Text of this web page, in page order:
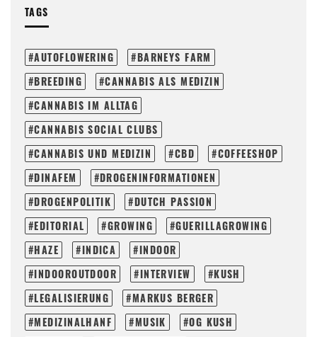
TAGS
AUTOFLOWERING
BARNEYS FARM
BREEDING
CANNABIS ALS MEDIZIN
CANNABIS IM ALLTAG
CANNABIS SOCIAL CLUBS
CANNABIS UND MEDIZIN
CBD
COFFEESHOP
DINAFEM
DROGENINFORMATIONEN
DROGENPOLITIK
DUTCH PASSION
EDITORIAL
GROWING
GUERILLAGROWING
HAZE
INDICA
INDOOR
INDOOROUTDOOR
INTERVIEW
KUSH
LEGALISIERUNG
MARKUS BERGER
MEDIZINALHANF
MUSIK
OG KUSH